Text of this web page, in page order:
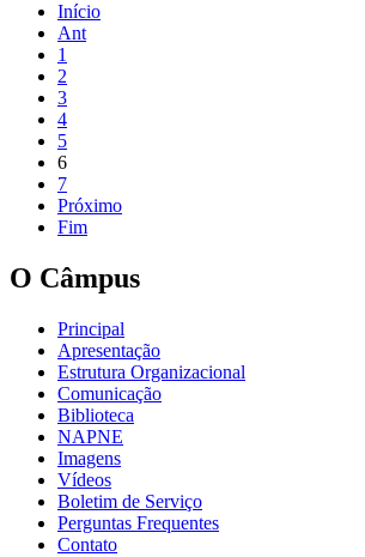
Início
Ant
1
2
3
4
5
6
7
Próximo
Fim
O Câmpus
Principal
Apresentação
Estrutura Organizacional
Comunicação
Biblioteca
NAPNE
Imagens
Vídeos
Boletim de Serviço
Perguntas Frequentes
Contato